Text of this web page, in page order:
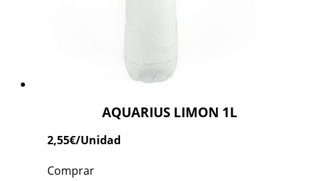
AQUARIUS LIMON 1L
2,55€/Unidad
Comprar